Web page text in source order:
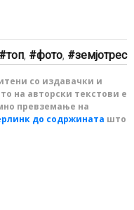
топ, фото, земјотрес
со издавачки и
на авторски текстови е
превземање на
до содржината што